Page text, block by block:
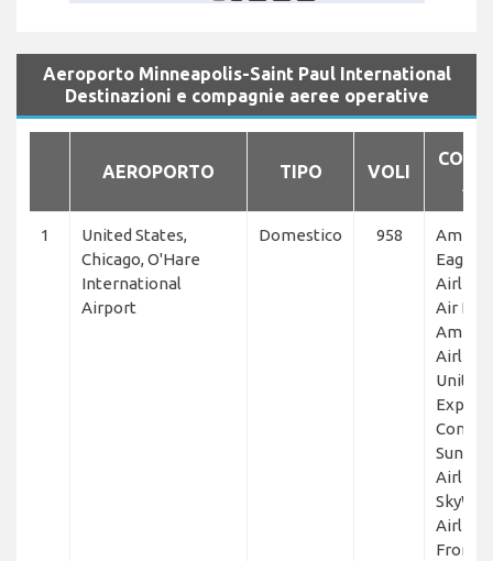
Aeroporto Minneapolis-Saint Paul International
Destinazioni e compagnie aeree operative
AEROPORTO TIPO VOLI
1
United States,
Chicago, O'Hare
International
Airport
Domestico 958
Eagle,
Air
United
Sun